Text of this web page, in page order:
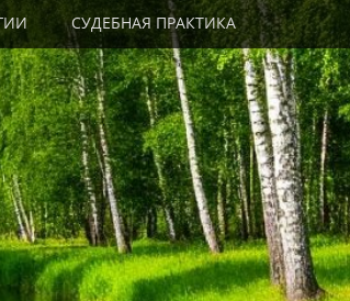
СУДЕБНАЯ ПРАКТИКА